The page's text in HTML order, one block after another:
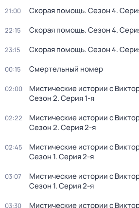
21:00 Скорая помощь. Сезон 4.
22:15 Скорая помощь. Сезон 4.
23:15 Скорая помощь. Сезон 4.
00:15 Смертельный номер
02:00 Мистические истории с
Сезон 2. Серия 1-я
02:22 Мистические истории с
Сезон 2. Серия 2-я
02:45 Мистические истории с
Сезон 1. Серия 2-я
03:07 Мистические истории с
Сезон 1. Серия 2-я
03:30 Мистические истории с